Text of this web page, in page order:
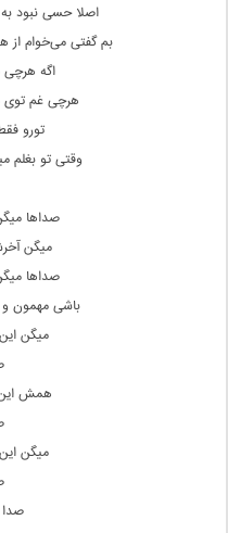
اصلا حسی نبود
بم گفتی‌ می‌خوام از
اگه هرچی‌
هرچی‌ غم توی
تورو
وقتی‌ تو بغلم
صداها
میگن
صداها
باشی مهمون
میگن
همش
میگن